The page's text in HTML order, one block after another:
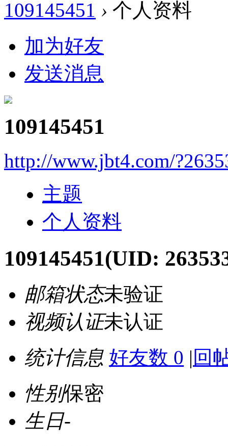
109145451 › 个人资料
加为好友
发送消息
109145451
http://www.jbt4.com/
主题
个人资料
109145451(UID:
邮箱状态未验证
视频认证未认证
统计信息 好友数 0 | 回
性别保密
生日-